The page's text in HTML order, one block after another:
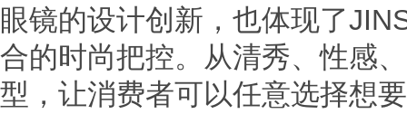
眼镜的设计创新，也体现了
合的时尚把控。从清秀、性感
型，让消费者可以任意选择想